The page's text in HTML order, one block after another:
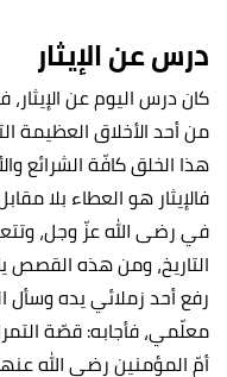
درس عن الإيثار
كان درس اليوم عن الإيثار،
من أحد الأخلاق العظيمة
هذا الخلق كافّة الشرائع
فالإيثار هو العطاء بلا
في رضى الله عزّ وجل،
التاريخ، ومن هذه القصص
رفع أحد زملائي يده وسأل
معلّمي، فأجابه: قصّة
أمّ المؤمنين رضي الله